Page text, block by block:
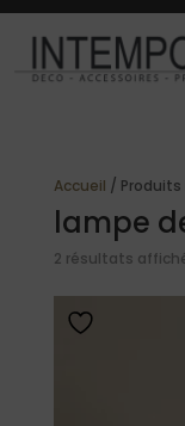
Accueil /
lampe
2 résultats